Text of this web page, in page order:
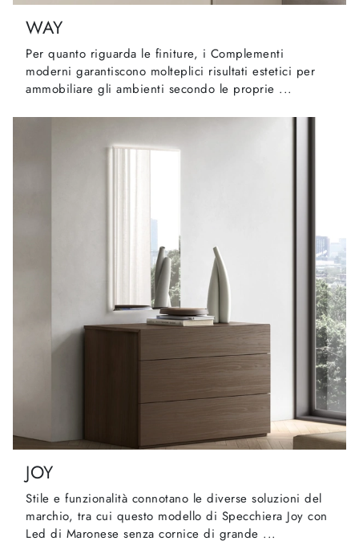
WAY
Per quanto riguarda le finiture, i Complementi
moderni garantiscono molteplici risultati estetici per
ammobiliare gli ambienti secondo le proprie ...
JOY
Stile e funzionalità connotano le diverse soluzioni del
marchio, tra cui questo modello di Specchiera Joy con
Led di Maronese senza cornice di grande ...